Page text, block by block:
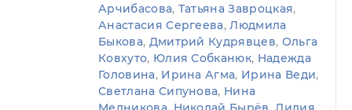
Арчибасова, Татьяна Завроцкая,
Анастасия Сергеева,Людмила
Быкова, Дмитрий Кудрявцев, Ольга
Ковхуто, Юлия Собканюк, Надежда
Головина, Ирина Агма, Ирина Веди,
Светлана Сипунова, Нина